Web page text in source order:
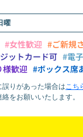
曜
#女性歓迎 #ご新規
ットカード可 #電
様歓迎 #ボックス席
誤りがあった場合はこち
絡をお願いいたします。